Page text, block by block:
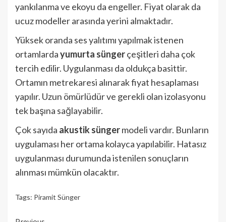
yankılanma ve ekoyu da engeller. Fiyat olarak da
ucuz modeller arasında yerini almaktadır.
Yüksek oranda ses yalıtımı yapılmak istenen
ortamlardayumurta süngerçeşitleri daha çok
tercih edilir. Uygulanması da oldukça basittir.
Ortamın metrekaresi alınarak fiyat hesaplaması
yapılır. Uzun ömürlüdür ve gerekli olan izolasyonu
tek başına sağlayabilir.
Çok sayıda akustik süngermodeli vardır. Bunların
uygulaması her ortama kolayca yapılabilir. Hatasız
uygulanması durumunda istenilen sonuçların
alınması mümkün olacaktır.
Tags: Piramit Sünger